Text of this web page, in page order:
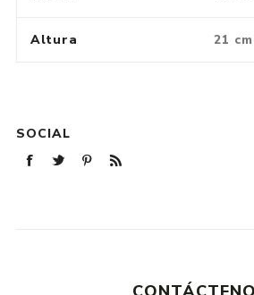
Altura 21 cm
SOCIAL